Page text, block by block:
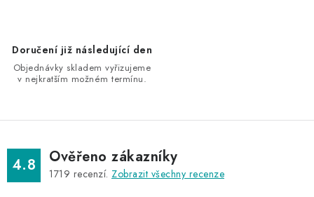
sDoručení již následující den
Objednávky skladem vyřizujeme
v nejkratším možném termínu.
4.8 Ověřeno zákazníky
1719 recenzí. Zobrazit všechny recenze